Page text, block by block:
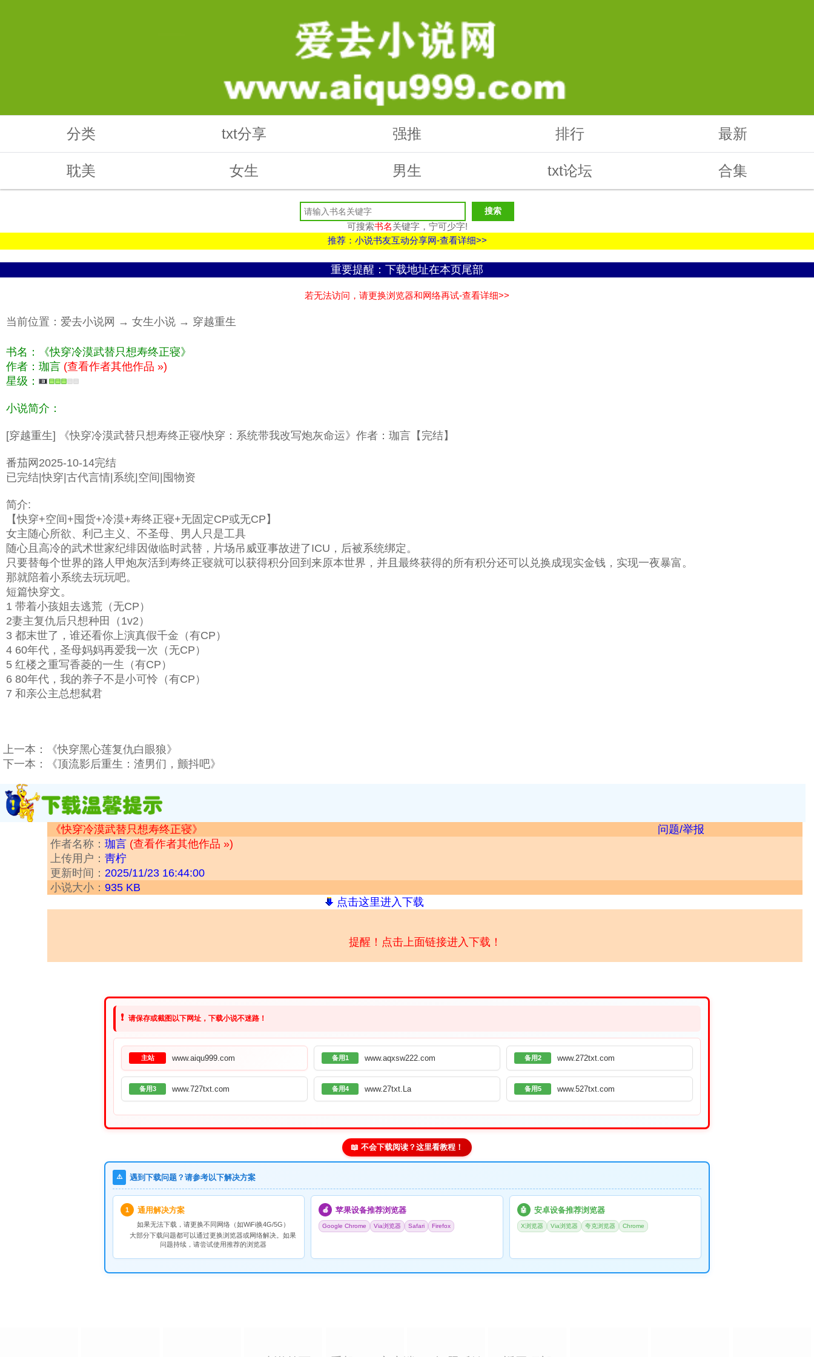
分类 txt分享 强推 排行 最新
耽美 女生 男生 txt论坛 合集
可搜索书名关键字，宁可少字!
推荐：小说书友互动分享网-查看详细>>
重要提醒：下载地址在本页尾部
若无法访问，请更换浏览器和网络再试-查看详细>>
当前位置： 爱去小说网 → 女生小说 → 穿越重生
书名：《快穿冷漠武替只想寿终正寝》
作者：珈言 (查看作者其他作品 »)
星级：
小说简介：
[穿越重生] 《快穿冷漠武替只想寿终正寝/快穿：系统带我改写炮灰命运》作者：珈言【完结】
番茄网2025-10-14完结
已完结|快穿|古代言情|系统|空间|囤物资
简介:
【快穿+空间+囤货+冷漠+寿终正寝+无固定CP或无CP】
女主随心所欲、利己主义、不圣母、男人只是工具
随心且高冷的武术世家纪绯因做临时武替，片场吊威亚事故进了ICU，后被系统绑定。
只要替每个世界的路人甲炮灰活到寿终正寝就可以获得积分回到来原本世界，并且最终获得的所有积分还可以兑换成现实金钱，实现一夜暴富。
那就陪着小系统去玩玩吧。
短篇快穿文。
1 带着小孩姐去逃荒（无CP）
2妻主复仇后只想种田（1v2）
3 都末世了，谁还看你上演真假千金（有CP）
4 60年代，圣母妈妈再爱我一次（无CP）
5 红楼之重写香菱的一生（有CP）
6 80年代，我的养子不是小可怜（有CP）
7 和亲公主总想弑君
上一本：
《快穿黑心莲复仇白眼狼》
下一本：
《顶流影后重生：渣男们，颤抖吧》
《快穿冷漠武替只想寿终正寝》
问题/举报
作者名称： 珈言 (查看作者其他作品 »)
上传用户： 靑柠
更新时间： 2025/11/23 16:44:00
小说大小： 935 KB
点击这里进入下载
提醒！点击上面链接进入下载！
❗ 请保存或截图以下网址，下载小说不迷路！
主站 www.aiqu999.com 备用1 www.aqxsw222.com 备用2 www.272txt.com
备用3 www.727txt.com 备用4 www.27txt.La 备用5 www.527txt.com
📖 不会下载阅读？这里看教程！
⚠️ 遇到下载问题？请参考以下解决方案
1 通用解决方案
如果无法下载，请更换不同网络（如WiFi换4G/5G）
大部分下载问题都可以通过更换浏览器或网络解决。如果
问题持续，请尝试使用推荐的浏览器
🍎 苹果设备推荐浏览器
Google Chrome Via浏览器 Safari Firefox
🤖 安卓设备推荐浏览器
X浏览器 Via浏览器 夸克浏览器 Chrome